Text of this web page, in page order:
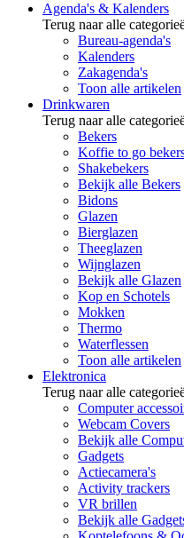
Agenda's & Kalenders
Terug naar alle
Bureau-agenda's
Kalenders
Zakagenda's
Toon alle artikelen
Drinkwaren
Terug naar alle
Bekers
Koffie to go
Shakebekers
Bekijk alle Bekers
Bidons
Glazen
Bierglazen
Theeglazen
Wijnglazen
Bekijk alle Glazen
Kop en Schotels
Mokken
Thermo
Waterflessen
Toon alle artikelen
Elektronica
Terug naar alle
Computer
Webcam Covers
Bekijk alle
Gadgets
Actiecamera's
Activity trackers
VR brillen
Bekijk alle